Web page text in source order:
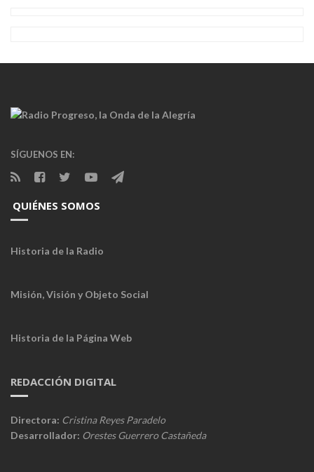
SÍGUENOS EN:
QUIÉNES SOMOS
Historia de la Radio
Misión, Visión y Objeto Social
Historia de la Página Web
REDACCIÓN DIGITAL
Directora: Cristina Reyes Paradelo
Desarrollador: Orestes Guerrero Castañeda